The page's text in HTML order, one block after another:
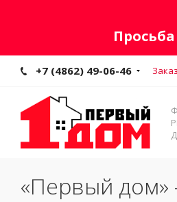
+7 (4862) 49-06-46
«Первый дом»